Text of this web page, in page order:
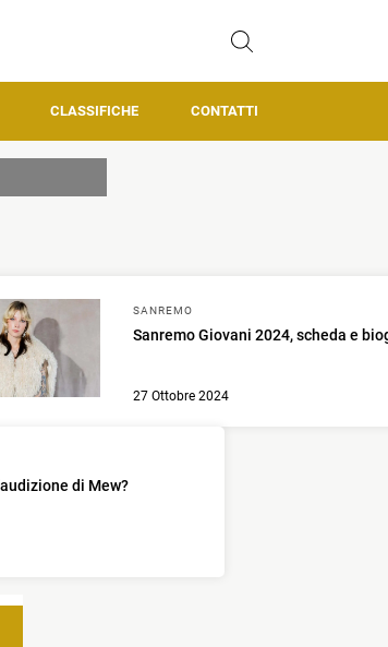
CLASSIFICHE CONTATTI
SANREMO
Sanremo Giovani 2024, scheda e
27 Ottobre 2024
di Mew?